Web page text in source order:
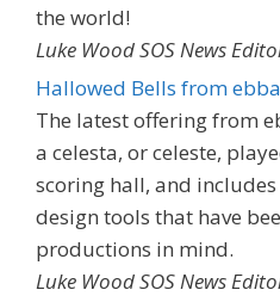
the world!
Luke Wood SOS News
Hallowed Bells from
The latest offering from
a celesta, or celeste,
scoring hall, and
design tools that have
productions in mind.
Luke Wood SOS News